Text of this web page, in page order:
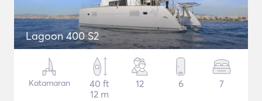
Lagoon 400 S2
Katamaran
40 ft
12 m
12 6 7